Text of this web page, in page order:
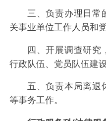
三、负责办理日常
关事业单位工作人员和
四、开展调查研究
行政队伍、党员队伍建
五、负责本局离退
等事务工作。